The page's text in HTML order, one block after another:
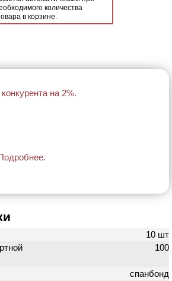
количества
в корзине.
на 2%.
10 шт
100
спанбонд